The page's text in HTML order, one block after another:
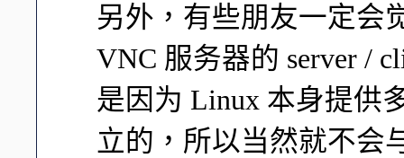
另外，有些朋友一定会
VNC 服务器的 server /
是因为 Linux 本身提供
立的，所以当然就不会